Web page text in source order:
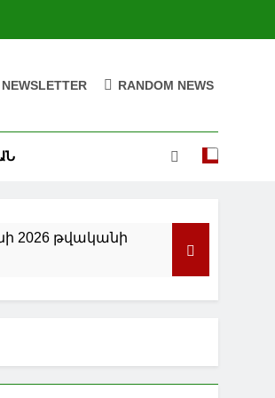
NEWSLETTER RANDOM NEWS
2026 թվականի
կնվազեն.